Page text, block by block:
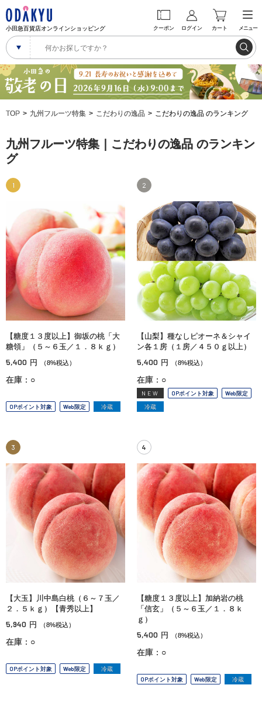
小田急百貨店オンラインショッピング クーポン ログイン カート メニュー
TOP 九州フルーツ特集 こだわりの逸品 こだわりの逸品 のランキング
九州フルーツ特集｜こだわりの逸品 のランキン
グ
1
【糖度１３度以上】御坂の桃「大
糖領」（５～６玉／１．８ｋｇ）
5,400 円 （8%税込）
在庫：○
OPポイント対象 Web限定 冷蔵
2
【山梨】種なしピオーネ＆シャイ
ン各１房（１房／４５０ｇ以上）
5,400 円 （8%税込）
在庫：○
NEW OPポイント対象
Web限定
冷蔵
3
【大玉】川中島白桃（６～７玉／
２．５ｋｇ）【青秀以上】
5,940 円 （8%税込）
在庫：○
OPポイント対象 Web限定 冷蔵
4
【糖度１３度以上】加納岩の桃
「信玄」（５～６玉／１．８ｋ
ｇ）
5,400 円 （8%税込）
在庫：○
OPポイント対象 Web限定 冷蔵